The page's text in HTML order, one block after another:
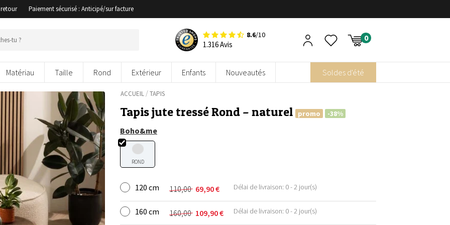
Paiement sécurisé : Anticipé/sur facture
8.6/10
1.316 Avis
Matériau Taille Rond Extérieur Enfants Nouveautés Soldes d'été
ACCUEIL/TAPIS
Tapis jute tressé Rond – naturel promo -38%
Boho&me
ROND
120 cm 110,00
Le
prix
initial
69,90€
Le
prix
actuel
Délai de livraison: 0 - 2 jour(s)
160 cm 160,00
Le 109,90€
Le Délai de livraison: 0 - 2 jour(s)